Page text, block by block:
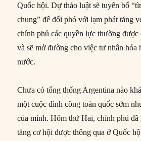
Quốc hội. Dự thảo luật sẽ tuyên bố
chung” để đối phó với lạm phát tăng
chính phủ các quyền lực thường được
và sẽ mở đường cho việc tư nhân hóa
nước.
Chưa có tổng thống Argentina nào
một cuộc đình công toàn quốc sớm
của mình. Hôm thứ Hai, chính phủ đã
tăng cơ hội được thông qua ở Quốc